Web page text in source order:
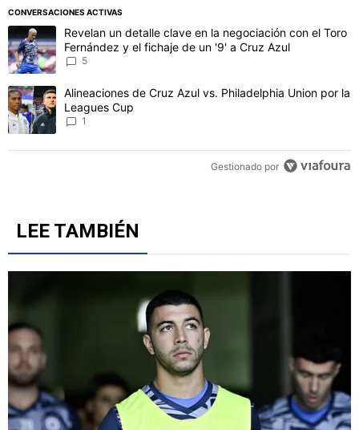
CONVERSACIONES ACTIVAS
Este listado muestra los artículos con más comentarios en los
Un artículo de tendencia con el título "Revelan un detalle clave
Revelan un detalle clave en la negociación con el Toro
Fernández y el fichaje de un '9' a Cruz Azul
5
Un artículo de tendencia con el título "Alineaciones de Cruz Azul
Alineaciones de Cruz Azul vs. Philadelphia Union por la
Leagues Cup
1
Gestionado por
LEE TAMBIÉN